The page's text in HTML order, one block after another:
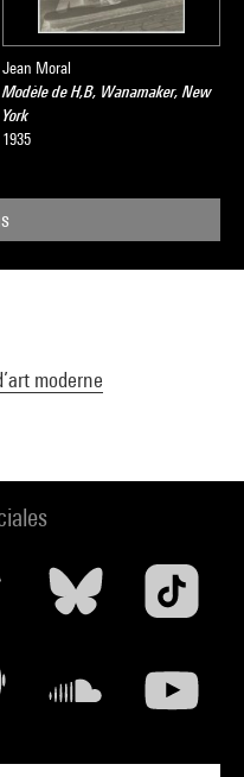
Jean Moral
Modèle de H,B, Wanamaker, New
York
1935
moderne